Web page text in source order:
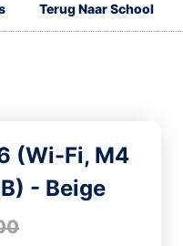
Terug Naar School
(Wi-Fi, M4
- Beige